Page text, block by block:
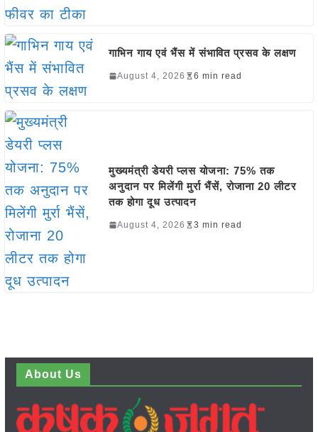
गाभिन गाय एवं भैंस में संभावित प्रसव के लक्षण
August 4, 2026 6 min read
मुख्यमंत्री डेयरी प्लस योजना: 75% तक
अनुदान पर मिलेंगी मुर्रा भैंसें, रोजाना 20 लीटर
तक होगा दूध उत्पादन
August 4, 2026 3 min read
About Us